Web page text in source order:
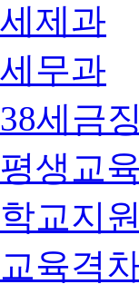
세제과
세무과
38세금
평생교육
학교지
교육격